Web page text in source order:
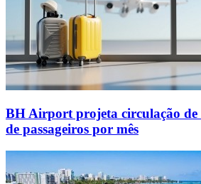
BH Airport projeta circulação de
de passageiros por mês